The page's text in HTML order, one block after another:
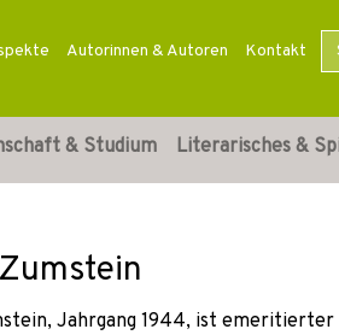
Autorinnen & Autoren Kontakt
& Studium Literarisches &
Jahrgang 1944, ist